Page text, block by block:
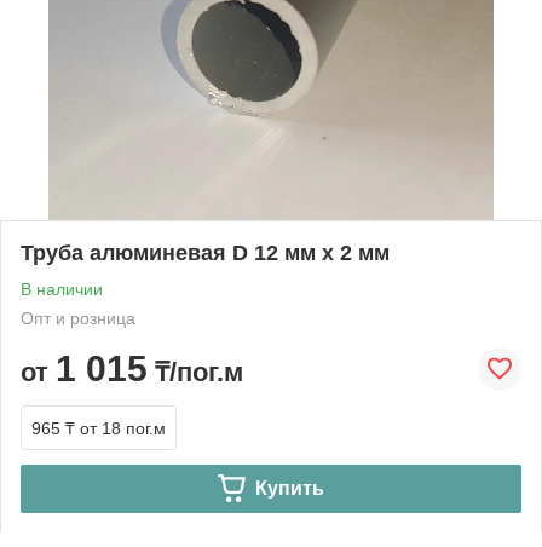
Труба алюминевая D 12 мм х 2 мм
В наличии
Опт и розница
от 1 015 ₸/пог.м
965 ₸ от 18 пог.м
Купить